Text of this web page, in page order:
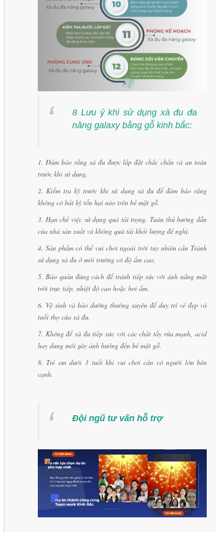
8 Lưu ý khi sử dụng xà đu đa
năng galaxy bằng gỗ kinh bắc:
1. Đảm bảo rằng xà đu được lắp đặt chắc chắn và an toàn
trước khi sử dụng.
2. Kiểm tra kỹ trước khi sử dụng xà đu để đảm bảo rằng
không có bất kỳ tổn hại nào trên bề mặt gỗ.
3. Hạn chế việc sử dụng quá tải trọng. Tuân thủ hướng dẫn
của nhà sản xuất và không quá tải khối lượng đề nghị.
4. Sản phẩm có thể vui chơi ngoài trời tuy nhiên cần Tránh
sử dụng xà đu ở môi trường có độ ẩm cao,
5. Bảo quản đúng cách để tránh tiếp xúc với ánh nắng mặt
trời trực tiếp, nhiệt độ cao hoặc hơi ẩm.
6. Vệ sinh và bảo dưỡng thường xuyên để duy trì vẻ đẹp và
tuổi thọ của xà đu.
7. Không để xà đu tiếp xúc với các chất tẩy rửa mạnh, acid
hay dung môi gây ảnh hưởng đến bề mặt gỗ.
8. Trẻ em dưới 3 tuổi khi vui chơi cần có người lớn bên
cạnh.
Đội ngũ tư vấn hỗ trợ